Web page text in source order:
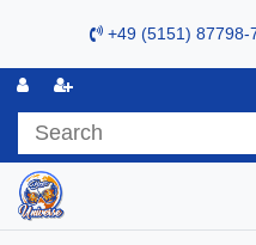
+49 (5151)